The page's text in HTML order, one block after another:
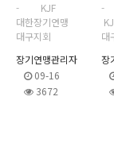
- KJF
대한장기연맹
대구지회
장기연맹관리자
09-16
3672
-
대
장